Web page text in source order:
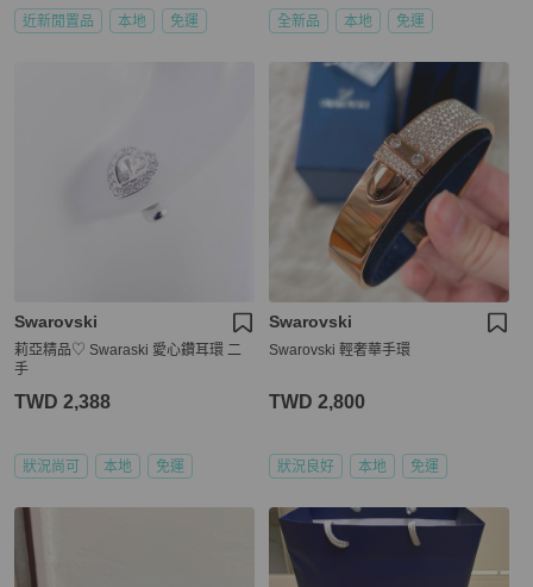
近新閒置品 本地 免運 全新品 本地 免運
Swarovski
莉亞精品♡ Swaraski 愛心鑽耳環 二
手
TWD 2,388
狀況尚可 本地 免運
Swarovski
Swarovski 輕奢華手環
TWD 2,800
狀況良好 本地 免運